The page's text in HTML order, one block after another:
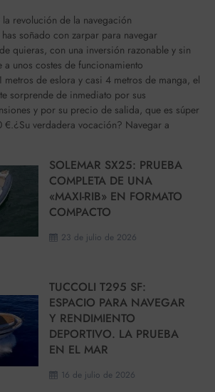
la revolución de la navegación
soñado con zarpar para navegar
quieras, con una inversión razonable y sin
a unos costes de funcionamiento
metros de eslora y casi 4 metros de manga, el
sorprende de inmediato por sus
y por su precio de salida, que es súper
verdadera vocación? Navegar a
23 de julio de 2026
SOLEMAR SX25: PRUEBA
COMPLETA DE UNA
«MAXI-RIB» EN FORMATO
COMPACTO
16 de julio de 2026
TUCCOLI T295 SF:
ESPACIO PARA NAVEGAR
Y RENDIMIENTO
DEPORTIVO. LA PRUEBA
EN EL MAR